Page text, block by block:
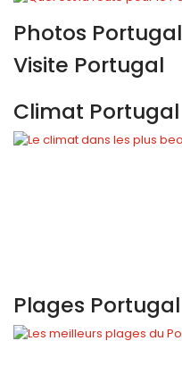
Photos Portugal
Visite Portugal
Climat Portugal
Plages Portugal